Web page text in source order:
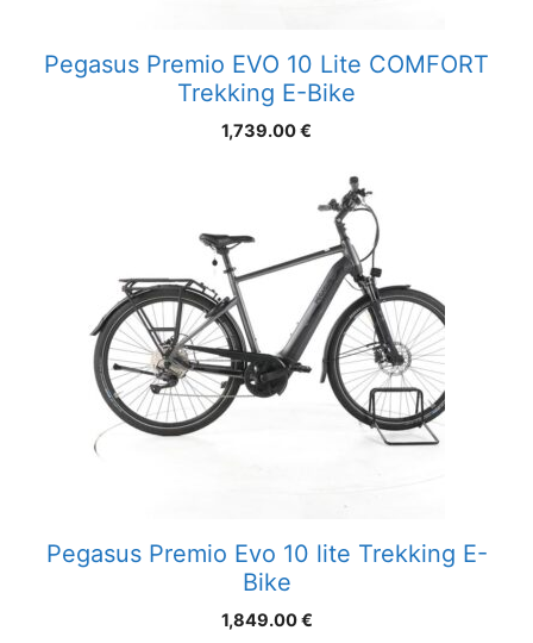
Pegasus Premio EVO 10 Lite COMFORT
Trekking E-Bike
1,739.00€
Pegasus Premio Evo 10 lite Trekking E-
Bike
1,849.00€